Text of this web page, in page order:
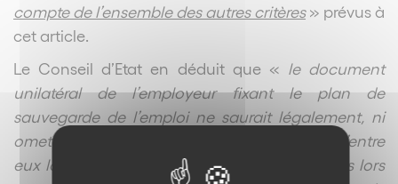
compte de l’ensemble des autres critères» prévus à
cet article.
Le Conseil d’Etat en déduit que « le document
unilatéral de l’employeur fixant le plan de
sauvegarde de l’emploi ne saurait légalement, ni
omettre l’un de ces critères, ni affecter à l’un d’entre
eux la même valeur pour tous les salariés, dès lors